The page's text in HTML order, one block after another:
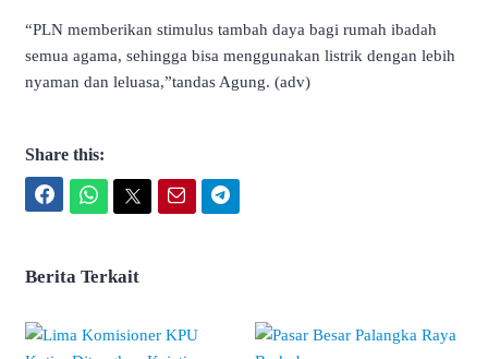
“PLN memberikan stimulus tambah daya bagi rumah ibadah
semua agama, sehingga bisa menggunakan listrik dengan lebih
nyaman dan leluasa,”tandas Agung. (adv)
Share this:
Berita Terkait